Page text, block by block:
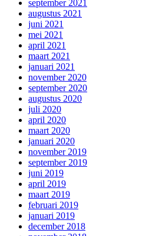
september 2021
augustus 2021
juni 2021
mei 2021
april 2021
maart 2021
januari 2021
november 2020
september 2020
augustus 2020
juli 2020
april 2020
maart 2020
januari 2020
november 2019
september 2019
juni 2019
april 2019
maart 2019
februari 2019
januari 2019
december 2018